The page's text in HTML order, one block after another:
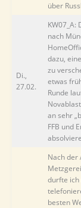
über
Di.,
27.02.
nach
dazu,
zu
etwas
Runde
an sehr
FFB und
Nach der
durfte ich
besten